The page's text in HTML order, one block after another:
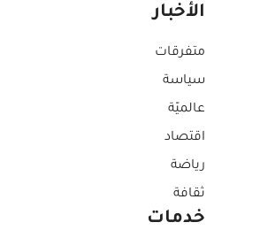
الأخبار
متفرقات
سياسة
عالميّة
اقتصاد
رياضة
ثقافة
خدمات